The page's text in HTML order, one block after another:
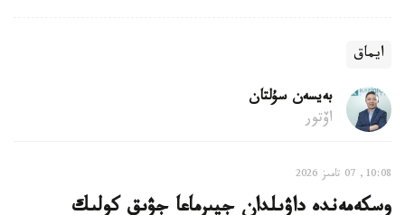
ايماق
بەيسەن سۇلتان
اۆتور
10:08, 07 تامىز 2026